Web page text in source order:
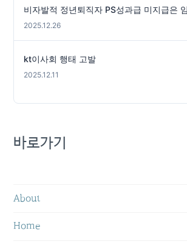
비자발적 정년퇴직자 PS성과급 미지급은
2025.12.26
kt이사회 행태 고발
2025.12.11
바로가기
About
Home